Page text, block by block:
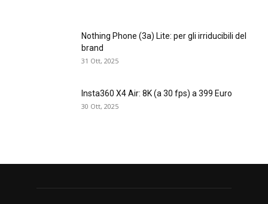
Nothing Phone (3a) Lite: per gli irriducibili del
brand
31 Ott, 2025
Insta360 X4 Air: 8K (a 30 fps) a 399 Euro
30 Ott, 2025